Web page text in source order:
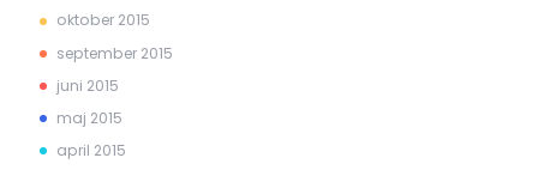
oktober 2015
september 2015
juni 2015
maj 2015
april 2015